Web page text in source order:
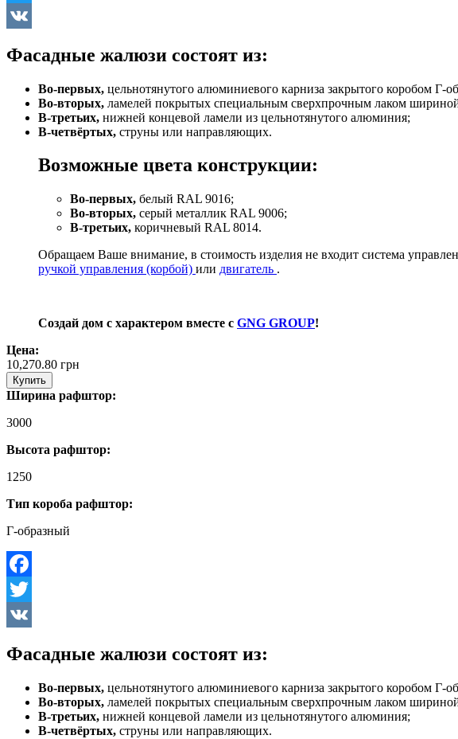
Twitter
Фасадные жалюзи состоят из:
Во-первых, цельнотянутого алюминиевого карниза закрытого коробом Г-
Во-вторых, ламелей покрытых специальным сверхпрочным лаком
В-третьих, нижней концевой ламели из цельнотянутого алюминия;
В-четвёртых, струны или направляющих.
Возможные цвета конструкции:
Во-первых, белый RAL 9016;
Во-вторых, серый металлик RAL 9006;
В-третьих, коричневый RAL 8014.
Обращаем Ваше внимание, в стоимость изделия не входит система
ручкой управления (корбой) или двигатель .
Создай дом с характером вместе с GNG GROUP!
Цена:
10,270.80 грн
Купить
Ширина рафштор:
3000
Высота рафштор:
1250
Тип короба рафштор:
Г-образный
Facebook
Twitter
Фасадные жалюзи состоят из:
Во-первых, цельнотянутого алюминиевого карниза закрытого коробом Г-
Во-вторых, ламелей покрытых специальным сверхпрочным лаком
В-третьих, нижней концевой ламели из цельнотянутого алюминия;
В-четвёртых, струны или направляющих.